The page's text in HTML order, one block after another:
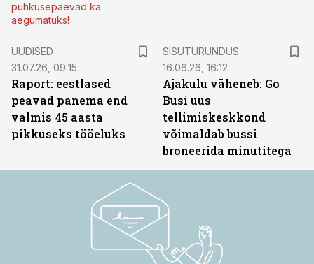
puhkusepäevad ka
aegumatuks!
UUDISED
31.07.26, 09:15
Raport: eestlased
peavad panema end
valmis 45 aasta
pikkuseks tööeluks
SISUTURUNDUS
16.06.26, 16:12
Ajakulu väheneb: Go
Busi uus
tellimiskeskkond
võimaldab bussi
broneerida minutitega